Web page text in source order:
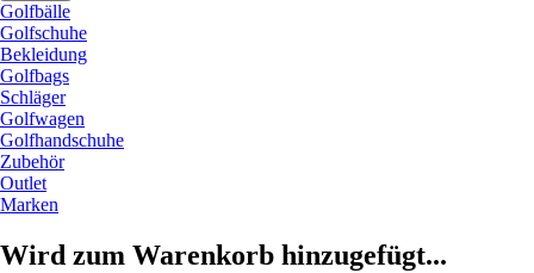
Golfbälle
Golfschuhe
Bekleidung
Golfbags
Schläger
Golfwagen
Golfhandschuhe
Zubehör
Outlet
Marken
Wird zum Warenkorb hinzugefügt...